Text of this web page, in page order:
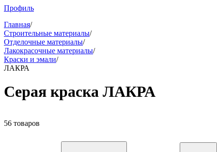
Профиль
Главная/
Строительные материалы/
Отделочные материалы/
Лакокрасочные материалы/
Краски и эмали/
ЛАКРА
Серая краска ЛАКРА
56 товаров